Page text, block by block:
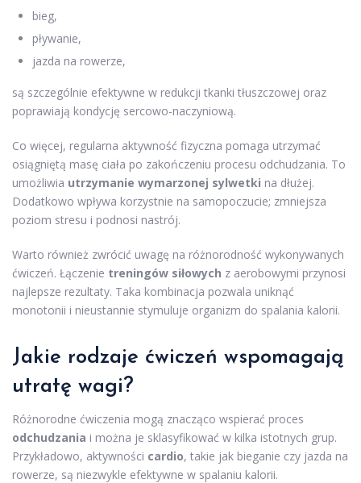
bieg,
pływanie,
jazda na rowerze,
są szczególnie efektywne w redukcji tkanki tłuszczowej oraz
poprawiają kondycję sercowo-naczyniową.
Co więcej, regularna aktywność fizyczna pomaga utrzymać
osiągniętą masę ciała po zakończeniu procesu odchudzania. To
umożliwia utrzymanie wymarzonej sylwetki na dłużej.
Dodatkowo wpływa korzystnie na samopoczucie; zmniejsza
poziom stresu i podnosi nastrój.
Warto również zwrócić uwagę na różnorodność wykonywanych
ćwiczeń. Łączenie treningów siłowych z aerobowymi przynosi
najlepsze rezultaty. Taka kombinacja pozwala uniknąć
monotonii i nieustannie stymuluje organizm do spalania kalorii.
Jakie rodzaje ćwiczeń wspomagają
utratę wagi?
Różnorodne ćwiczenia mogą znacząco wspierać proces
odchudzania i można je sklasyfikować w kilka istotnych grup.
Przykładowo, aktywności cardio, takie jak bieganie czy jazda na
rowerze, są niezwykle efektywne w spalaniu kalorii.